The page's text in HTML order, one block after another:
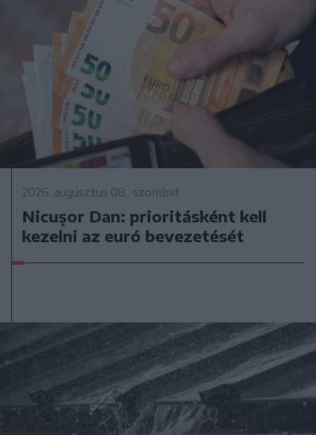
2026. augusztus 08., szombat
Nicușor Dan: prioritásként kell
kezelni az euró bevezetését